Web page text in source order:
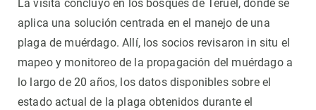
La visita concluyó en los bosques de Teruel, donde se
aplica una solución centrada en el manejo de una
plaga de muérdago. Allí, los socios revisaron in situ el
mapeo y monitoreo de la propagación del muérdago a
lo largo de 20 años, los datos disponibles sobre el
estado actual de la plaga obtenidos durante el